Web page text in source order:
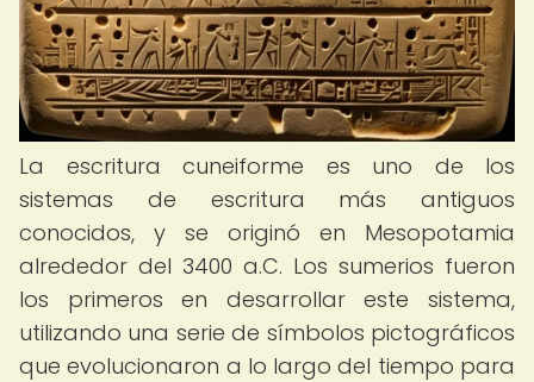
La escritura cuneiforme es uno de los
sistemas de escritura más antiguos
conocidos, y se originó en Mesopotamia
alrededor del 3400 a.C. Los sumerios fueron
los primeros en desarrollar este sistema,
utilizando una serie de símbolos pictográficos
que evolucionaron a lo largo del tiempo para